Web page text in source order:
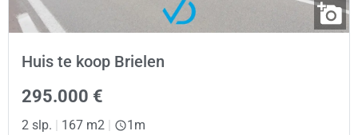
Huis te koop Brielen
295.000 €
2 slp. 167 m2 1m